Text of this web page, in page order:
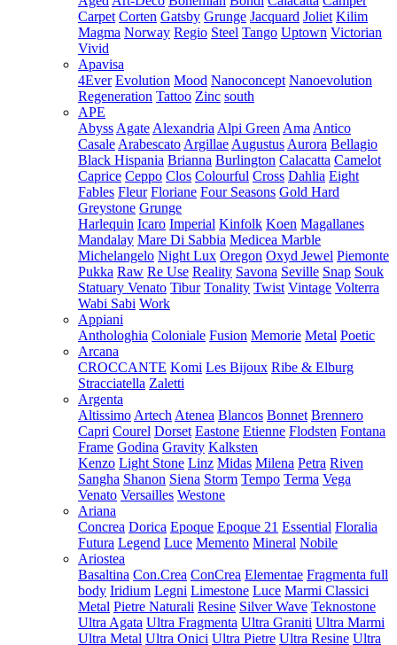
Carpet Corten Gatsby Grunge Jacquard Joliet Kilim
Magma Norway Regio Steel Tango Uptown Victorian
Vivid
Apavisa
4Ever Evolution Mood Nanoconcept Nanoevolution
Regeneration Tattoo Zinc south
APE
Abyss Agate Alexandria Alpi Green Ama Antico
Casale Arabescato Argillae Augustus Aurora Bellagio
Black Hispania Brianna Burlington Calacatta Camelot
Caprice Ceppo Clos Colourful Cross Dahlia Eight
Fables Fleur Floriane Four Seasons Gold Hard
Greystone Grunge
Harlequin Icaro Imperial Kinfolk Koen Magallanes
Mandalay Mare Di Sabbia Medicea Marble
Michelangelo Night Lux Oregon Oxyd Jewel Piemonte
Pukka Raw Re Use Reality Savona Seville Snap Souk
Statuary Venato Tibur Tonality Twist Vintage Volterra
Wabi Sabi Work
Appiani
Anthologhia Coloniale Fusion Memorie Metal Poetic
Arcana
CROCCANTE Komi Les Bijoux Ribe & Elburg
Stracciatella Zaletti
Argenta
Altissimo Artech Atenea Blancos Bonnet Brennero
Capri Courel Dorset Eastone Etienne Flodsten Fontana
Frame Godina Gravity Kalksten
Kenzo Light Stone Linz Midas Milena Petra Riven
Sangha Shanon Siena Storm Tempo Terma Vega
Venato Versailles Westone
Ariana
Concrea Dorica Epoque Epoque 21 Essential Floralia
Futura Legend Luce Memento Mineral Nobile
Ariostea
Basaltina Con.Crea ConCrea Elementae Fragmenta full
body Iridium Legni Limestone Luce Marmi Classici
Metal Pietre Naturali Resine Silver Wave Teknostone
Ultra Agata Ultra Fragmenta Ultra Graniti Ultra Marmi
Ultra Metal Ultra Onici Ultra Pietre Ultra Resine Ultra